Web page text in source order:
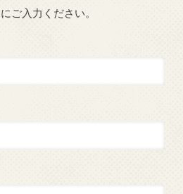
ご入力ください。